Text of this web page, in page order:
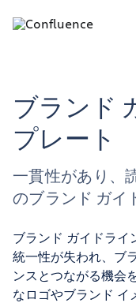
ブランド
プレート
一貫性があり、
のブランド ガイ
ブランド ガイドライ
統一性が失われ、ブ
ンスとつながる機会
なロゴやブランド イ